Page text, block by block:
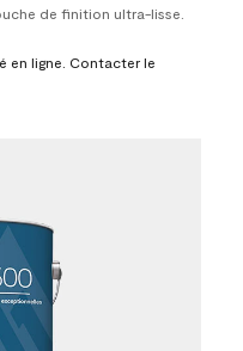
de finition ultra-lisse.
en ligne. Contacter le